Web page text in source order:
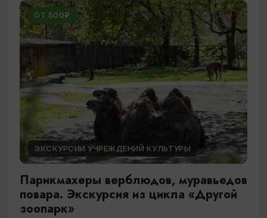
ОТ 500₽
ЭКСКУРСИИ УЧРЕЖДЕНИЙ КУЛЬТУРЫ
Парикмахеры верблюдов, муравьедов
повара. Экскурсия из цикла «Другой
зоопарк»